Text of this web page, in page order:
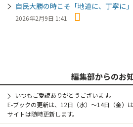
自民大勝の時こそ「地道に、丁寧
2026年2月9日 1:41
編集部からのお
いつもご愛読ありがとうございます。
E-ブックの更新は、12日（水）～14日（金）
サイトは随時更新します。